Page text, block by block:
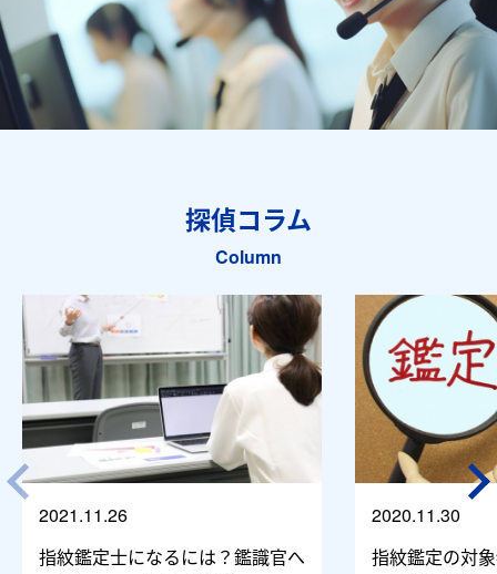
探偵コラム
Column
2021.11.26
指紋鑑定士になるには？鑑識官へ
2020.11.30
指紋鑑定の対